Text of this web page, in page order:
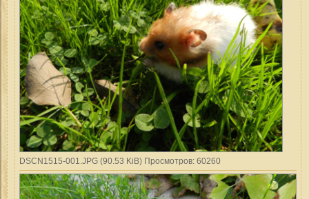
DSCN1515-001.JPG (90.53 KiB) Просмотров: 60260